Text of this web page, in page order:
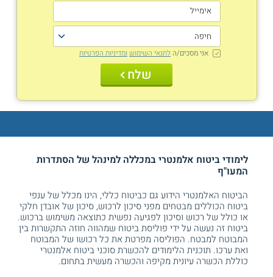
אני מסכים/ה לתנאי השימוש ומדיניות הפרטיות
שלח
לימודי ביטוח אלמנטרי במכללה למינהל של הסתדרות
המעו"ף
הביטוח האלמנטרי הידוע גם כביטוח כללי, הינו מכלל של ענפי
ביטוח הכוללים מבטחים מפני סיכון לרכוש, סיכון של אובדן חלקי
או כולל של רכוש וסיכון לפגיעה נפשית כתוצאה משימוש ברכוש.
ביטוח זה נעשה על ידי פוליסת ביטוח שמהווה חוזה התקשרות בין
המבוטח למבטח. הפוליסה מפרטת את כל רכושו של המבוטח
ואת ערכו. תוכנית הלימודים להכשרת סוכני ביטוח אלמנטרי
כוללת הכשרה עיונית מקיפה והכשרה מעשית בתחום.